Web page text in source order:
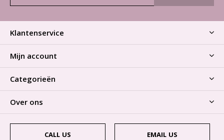
Klantenservice
Mijn account
Categorieën
Over ons
CALL US EMAIL US